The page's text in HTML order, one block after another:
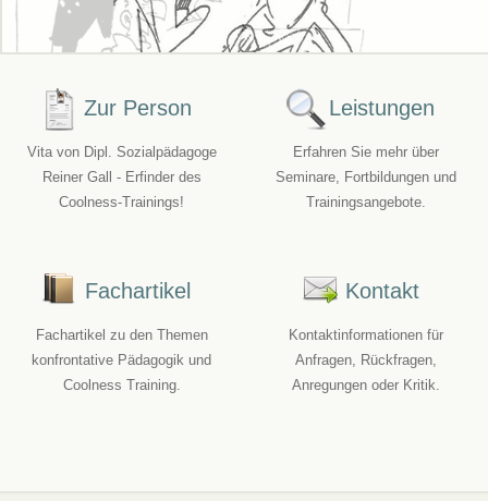
Zur Person
Vita von Dipl. Sozialpädagoge
Reiner Gall - Erfinder des
Coolness-Trainings!
Leistungen
Erfahren Sie mehr über
Seminare, Fortbildungen und
Trainingsangebote.
Fachartikel
Fachartikel zu den Themen
konfrontative Pädagogik und
Coolness Training.
Kontakt
Kontaktinformationen für
Anfragen, Rückfragen,
Anregungen oder Kritik.